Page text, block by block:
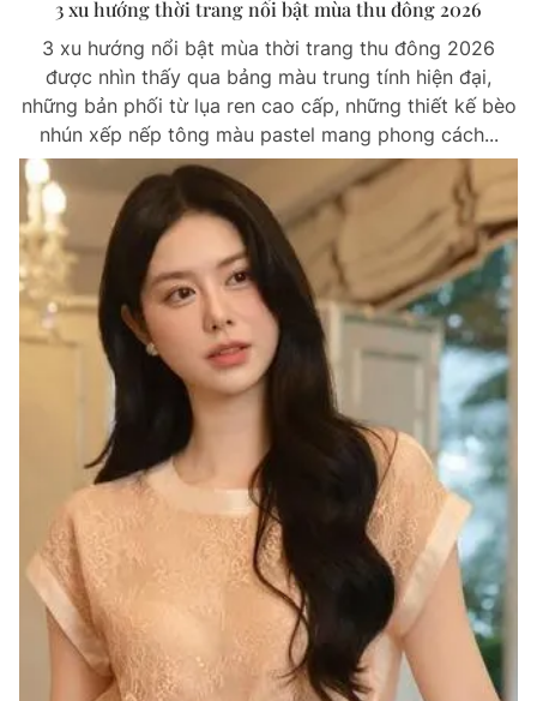
3 xu hướng thời trang nổi bật mùa thu đông 2026
3 xu hướng nổi bật mùa thời trang thu đông 2026
được nhìn thấy qua bảng màu trung tính hiện đại,
những bản phối từ lụa ren cao cấp, những thiết kế bèo
nhún xếp nếp tông màu pastel mang phong cách...